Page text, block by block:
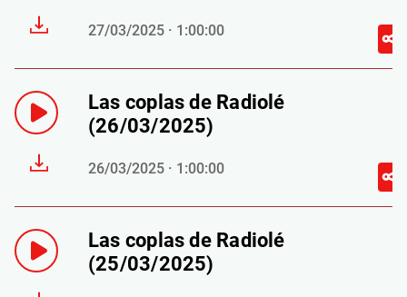
27/03/2025 · 1:00:00
Las coplas de Radiolé
(26/03/2025)
26/03/2025 · 1:00:00
Las coplas de Radiolé
(25/03/2025)